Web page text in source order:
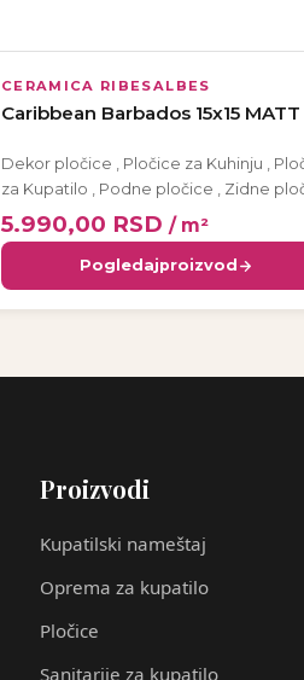
CERAMICA RIBESALBES
Caribbean Barbados 15x15 MATT
Dekor pločice , Pločice za Kuhinju ,
za Kupatilo , Podne pločice , Zidne
5.990,00 RSD / m²
Pogledajproizvod
Proizvodi
Kupatilski nameštaj
Oprema za kupatilo
Pločice
Sanitarije za kupatilo